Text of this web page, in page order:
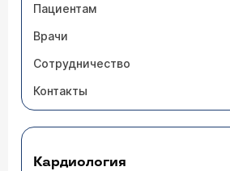
Пациентам
Врачи
Сотрудничество
Контакты
Кардиология